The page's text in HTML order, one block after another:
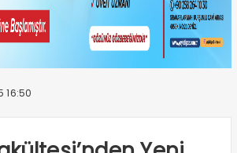
16:50